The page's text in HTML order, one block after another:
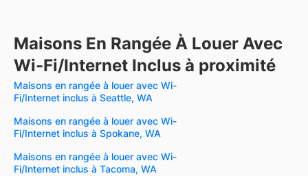
Maisons En Rangée À Louer Avec
Wi-Fi/Internet Inclus à proximité
Maisons en rangée à louer avec Wi-
Fi/Internet inclus à Seattle, WA
Maisons en rangée à louer avec Wi-
Fi/Internet inclus à Spokane, WA
Maisons en rangée à louer avec Wi-
Fi/Internet inclus à Tacoma, WA